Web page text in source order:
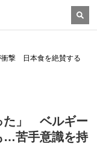
衝撃 日本食を絶賛する
た」 ベルギー
…苦手意識を持